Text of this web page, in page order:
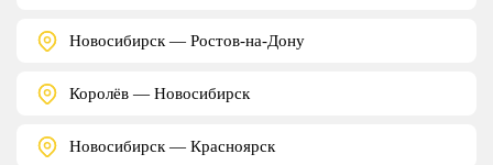
Новосибирск — Ростов-на-Дону
Королёв — Новосибирск
Новосибирск — Красноярск